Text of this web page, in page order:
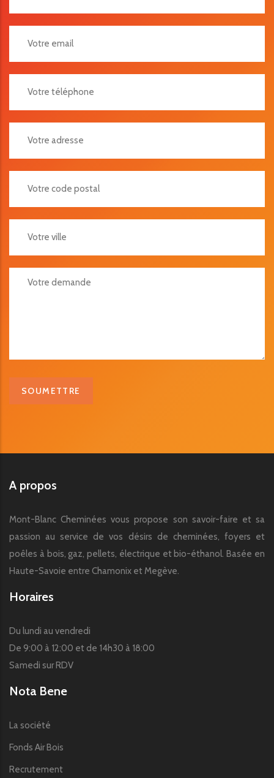
Votre Demande
A propos
Mont-Blanc Cheminées vous propose son savoir-faire et sa
passion au service de vos désirs de cheminées, foyers et
poêles à bois, gaz, pellets, électrique et bio-éthanol. Basée en
Haute-Savoie entre Chamonix et Megève.
Horaires
Du lundi au vendredi
De 9:00 à 12:00 et de 14h30 à 18:00
Samedi sur RDV
Nota Bene
La société
Fonds Air Bois
Recrutement